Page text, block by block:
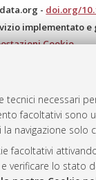
tecnici necessari
facoltativi sono
navigazione solo
facoltativi
verificare lo stato
- doi.org/
implementato
Cookie
e policies del